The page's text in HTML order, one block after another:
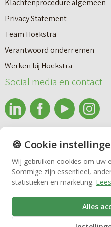
Nieuwbouw
Huren
VvE beheer
Klachtenprocedure algemeen
Privacy Statement
Team Hoekstra
Verantwoord ondernemen
Werken bij Hoekstra
Social media en contact
info@makelaardijhoekstra.nl
Alle contactgegevens
Bekijk de laatste nieuwsbrief
Inschrijven nieuwsbrief
🍪 Cookie
Wij gebruiken cookies om uw
Sommige zijn essentieel,
statistieken en marketing.
Alles